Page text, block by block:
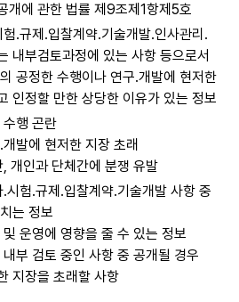
개에 관한 법률 제9조제1항제5호
․규제․입찰계약․기술개발․인사관리․
내부검토과정에 있는 사항 등으로서
공정한 수행이나 연구․개발에 현저한
인정할 만한 상당한 이유가 있는 정보
행 곤란
발에 현저한 지장 초래
개인과 단체간에 분쟁 유발
시험․규제․입찰계약․기술개발 사항 중
는 정보
운영에 영향을 줄 수 있는 정보
부 검토 중인 사항 중 공개될 경우
지장을 초래할 사항